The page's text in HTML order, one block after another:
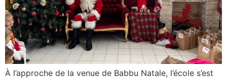
À l’approche de la venue de Babbu Natale, l’école s’est